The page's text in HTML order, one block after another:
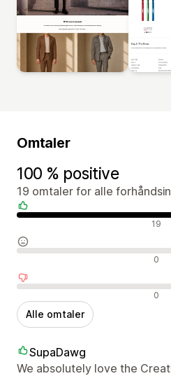
Omtaler
100 % positive
19 omtaler for alle
Positive omtaler 19
Nøytrale omtaler 0
Negative omtaler 0
Alle omtaler
SupaDawg
We absolutely love the